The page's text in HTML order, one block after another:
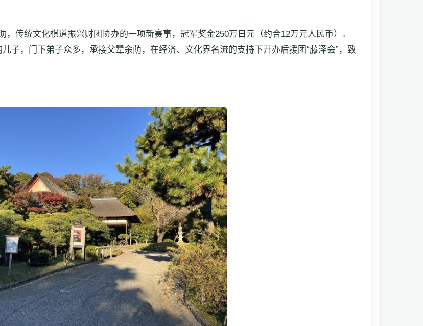
传统文化棋道振兴财团协办的一项新赛事，冠军奖金250万日元（约合12万元人民币）。
子，门下弟子众多，承接父辈余荫，在经济、文化界名流的支持下开办后援团“藤泽会”，致